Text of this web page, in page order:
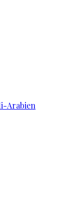
Arabien